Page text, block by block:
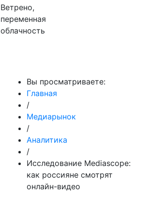
Ветрено,
переменная
облачность
Вы просматриваете:
Главная
/
Медиарынок
/
Аналитика
/
Исследование Mediascope:
как россияне смотрят
онлайн-видео